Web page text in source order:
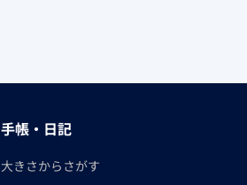
手帳・日記
大きさからさがす